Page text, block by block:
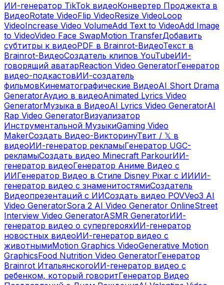
ИИ-генератор TikTok видеоКонвертер Проджекта в
ВидеоRotate VideoFlip VideoResize VideoLoop
VideoIncrease Video VolumeAdd Text to VideoAdd Image
to VideoVideo Face SwapMotion TransferДобавить
субтитры к видеоPDF в Brainrot-ВидеоТекст в
Brainrot-ВидеоСоздатель клипов YouTubeИИ-
говорящий аватарReaction Video GeneratorГенератор
видео-подкастовИИ-создатель
фильмовКинематографические ВидеоAI Short Drama
GeneratorАудио в видеоAnimated Lyrics Video
GeneratorМузыка в ВидеоAI Lyrics Video GeneratorAI
Rap Video GeneratorВизуализатор
Инструментальной МузыкиGaming Video
MakerСоздать Видео-ВикторинуТвит / 𝕏 в
видеоИИ-генератор рекламыГенератор UGC-
рекламыСоздать видео Minecraft ParkourИИ-
генератор видеоГенератор Аниме Видео с
ИИГенератор Видео в Стиле Disney Pixar с ИИИИ-
генератор видео с знаменитостямиСоздатель
Видеопрезентаций с ИИСоздать видео POVVeo3 AI
Video GeneratorSora 2 AI Video Generator OnlineStreet
Interview Video GeneratorASMR GeneratorИИ-
генератор видео о супергерояхИИ-генератор
новостных видеоИИ-генератор видео с
животнымиMotion Graphics VideoGenerative Motion
GraphicsFood Nutrition Video GeneratorГенератор
Brainrot ИтальянскогоИИ-генератор видео с
ребенком, который говоритГенератор Видео